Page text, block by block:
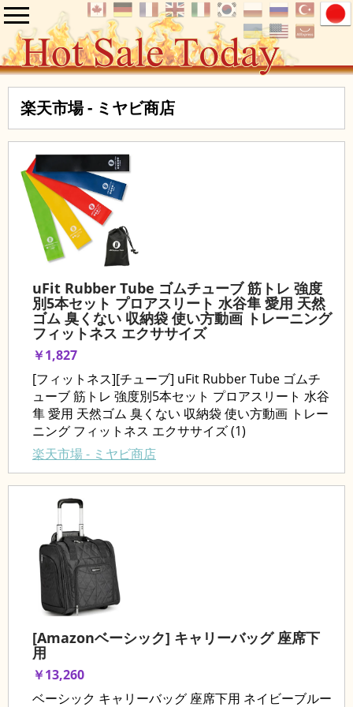
楽天市場 - ミヤビ商店
uFit Rubber Tube ゴムチューブ 筋トレ 強度
別5本セット プロアスリート 水谷隼 愛用 天然
ゴム 臭くない 収納袋 使い方動画 トレーニング
フィットネス エクササイズ
￥1,827
[フィットネス][チューブ] uFit Rubber Tube ゴムチ
ューブ 筋トレ 強度別5本セット プロアスリート 水谷
隼 愛用 天然ゴム 臭くない 収納袋 使い方動画 トレー
ニング フィットネス エクササイズ (1)
楽天市場 - ミヤビ商店
[Amazonベーシック] キャリーバッグ 座席下
用
￥13,260
ベーシック キャリーバッグ 座席下用 ネイビーブルー